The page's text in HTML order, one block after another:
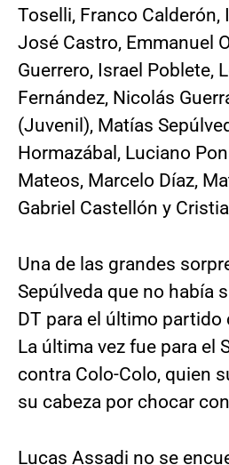
Toselli, Franco Calderón,
José Castro, Emmanuel
Guerrero, Israel Poblete,
Fernández, Nicolás
(Juvenil), Matías
Hormazábal, Luciano
Mateos, Marcelo Díaz,
Gabriel Castellón y
Una de las grandes
Sepúlveda que no había
DT para el último partido
La última vez fue para el
contra Colo-Colo, quien
su cabeza por chocar
Lucas Assadi no se